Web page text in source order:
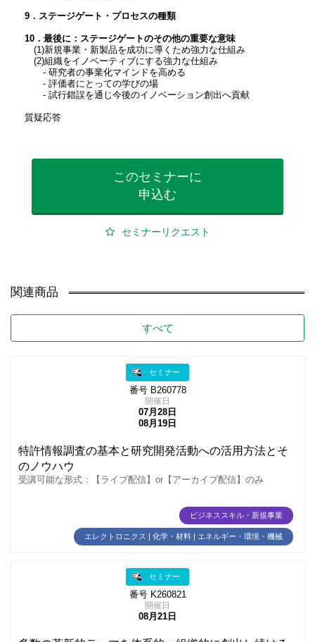
9．ステージゲート・プロセスの種類
10．最後に：ステージゲートのその他の重要な意味
(1)新規事業・新製品を成功に導くため強力な仕組み
(2)組織をイノベーティブにする強力な仕組み
- 研究者の事業化マインドを高める
- 評価者にとっての学びの場
- 試行錯誤を通じ今後のイノベーション創出へ貢献
質疑応答
このセミナーに
申込む
セミナーリクエスト
関連商品
すべて
セミナー
番号 B260778
開催日
07月28日
08月19日
特許情報調査の基本と研究開発活動への活用方法とそ
のノウハウ
受講可能な形式：【ライブ配信】or【アーカイブ配信】のみ
ビジネススキル・新規事業
エレクトロニクス | 化学・材料 | エネルギー・環境・機械
セミナー
番号 K260821
開催日
08月21日